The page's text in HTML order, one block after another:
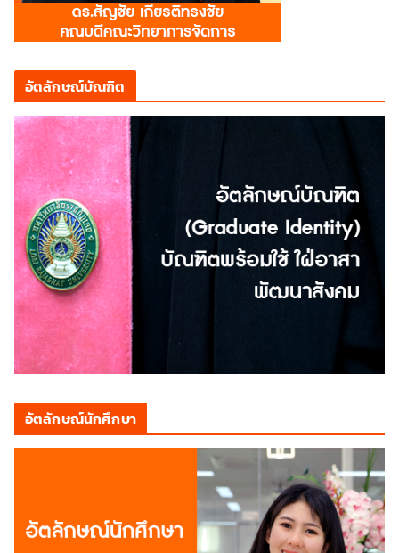
อัตลักษณ์บัณฑิต
อัตลักษณ์นักศึกษา